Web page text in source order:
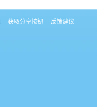
获取分享按钮 反馈建议